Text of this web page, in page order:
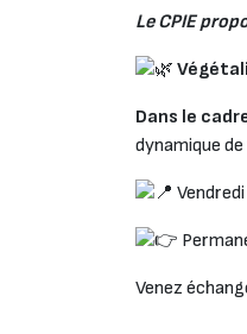
Le CPIE
Dans le
dynamique
Venez